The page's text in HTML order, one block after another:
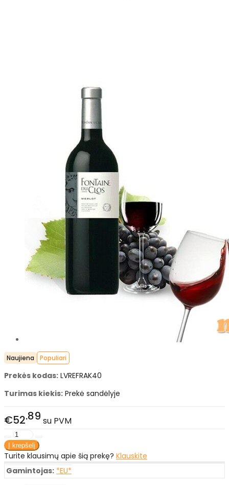
Naujiena Populiari
Prekės kodas: LVREFRAK40
Turimas kiekis: Prekė sandėlyje
€52 89 su PVM
Turite klausimų apie šią prekę? Klauskite
Gamintojas: *EU*